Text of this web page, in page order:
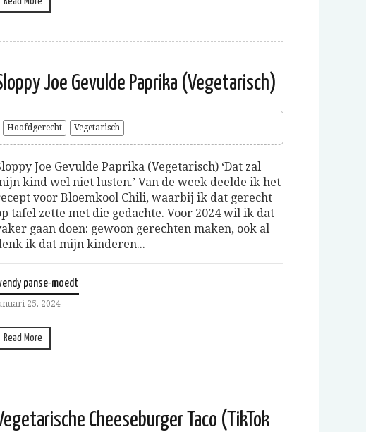
Joe Gevulde Paprika (Vegetarisch)
Hoofdgerecht Vegetarisch
Joe Gevulde Paprika (Vegetarisch) ‘Dat zal
kind wel niet lusten.’ Van de week deelde ik het
voor Bloemkool Chili, waarbij ik dat gerecht
tafel zette met die gedachte. Voor 2024 wil ik dat
gaan doen: gewoon gerechten maken, ook al
ik dat mijn kinderen...
panse-moedt
25, 2024
Read More
Cheeseburger Taco (TikTok